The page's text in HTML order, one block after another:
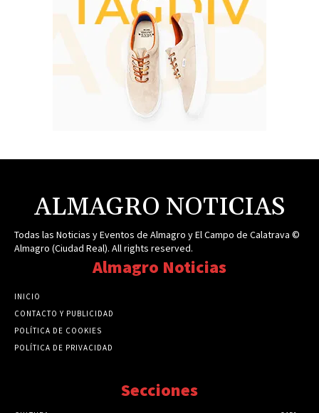
ALMAGRO NOTICIAS
Todas las Noticias y Eventos de Almagro y El Campo de Calatrava ©
Almagro (Ciudad Real). All rights reserved.
Almagro Noticias
INICIO
CONTACTO Y PUBLICIDAD
POLÍTICA DE COOKIES
POLÍTICA DE PRIVACIDAD
Secciones